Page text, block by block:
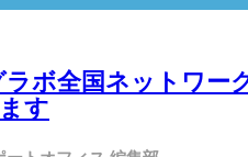
ボ全国ネットワ
す